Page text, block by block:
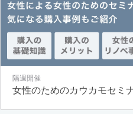
隔週開催
女性のためのカウカモセミ